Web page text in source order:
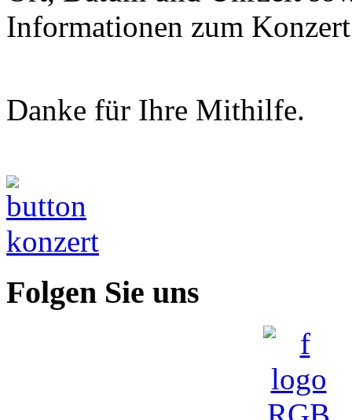
Informationen zum
Danke für Ihre Mithilfe.
Folgen Sie uns